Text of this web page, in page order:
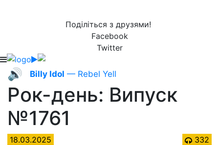
Поділіться з друзями!
Facebook
Twitter
🔊 Billy Idol — Rebel Yell
Рок-день: Випуск
№1761
18.03.2025
332